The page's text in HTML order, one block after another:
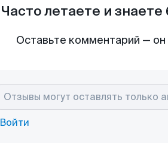
Часто летаете и
Оставьте комментарий —
Войти